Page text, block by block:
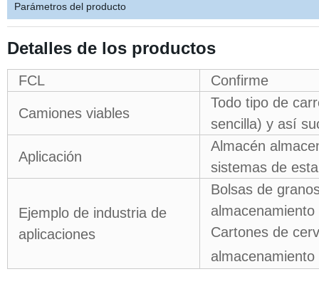
Parámetros del producto
Detalles de los productos
FCL Confirme
Camiones viables
Todo tipo de
sencilla) y así
Aplicación
Almacén
sistemas de
Ejemplo de industria de
aplicaciones
Bolsas de
Cartones de